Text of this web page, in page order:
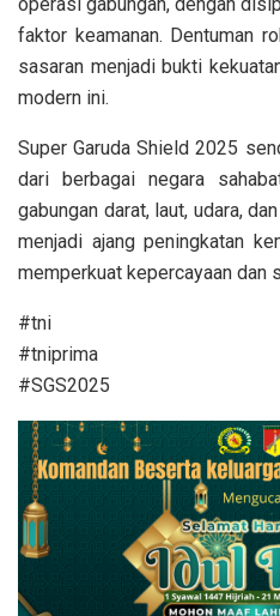
faktor keamanan. Dentuman
sasaran menjadi bukti
modern ini.
Super Garuda Shield 2025
dari berbagai negara
gabungan darat, laut, udara,
menjadi ajang peningkatan
memperkuat kepercayaan dan
#tni
#tniprima
#SGS2025